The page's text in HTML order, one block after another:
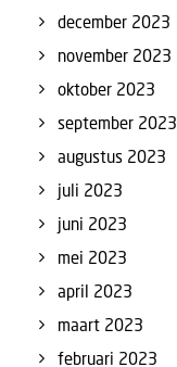
december 2023
november 2023
oktober 2023
september 2023
augustus 2023
juli 2023
juni 2023
mei 2023
april 2023
maart 2023
februari 2023